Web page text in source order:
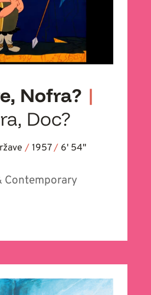
Nofra?|
Doc?
/1957/6' 54''
Contemporary